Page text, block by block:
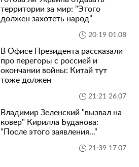
территории за мир: "Этого
должен захотеть народ"
20:19 01.08
В Офисе Президента рассказали
про перегоры с россией и
окончании войны: Китай тут
тоже должен
21:21 26.07
Владимир Зеленский "вызвал на
ковер" Кирилла Буданова:
"После этого заявления..."
21:39 17.07